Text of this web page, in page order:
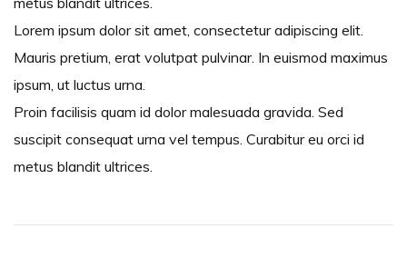
Lorem ipsum dolor sit amet, consectetur adipiscing elit.
Mauris pretium, erat volutpat pulvinar. In euismod maximus
ipsum, ut luctus urna.
Proin facilisis quam id dolor malesuada gravida. Sed
suscipit consequat urna vel tempus. Curabitur eu orci id
metus blandit ultrices.